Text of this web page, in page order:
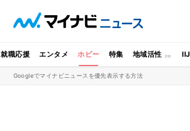
就職応援 エンタメ ホビー 特集 地域活性 IIJ
Googleでマイナビニュースを優先表示する方法